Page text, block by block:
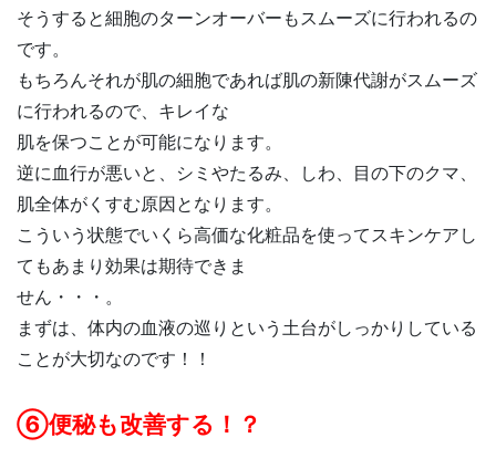
そうすると細胞のターンオーバーもスムーズに行われるの
です。
もちろんそれが肌の細胞であれば肌の新陳代謝がスムーズ
に行われるので、キレイな
肌を保つことが可能になります。
逆に血行が悪いと、シミやたるみ、しわ、目の下のクマ、
肌全体がくすむ原因となります。
こういう状態でいくら高価な化粧品を使ってスキンケアし
てもあまり効果は期待できま
せん・・・。
まずは、体内の血液の巡りという土台がしっかりしている
ことが大切なのです！！
⑥便秘も改善する！？